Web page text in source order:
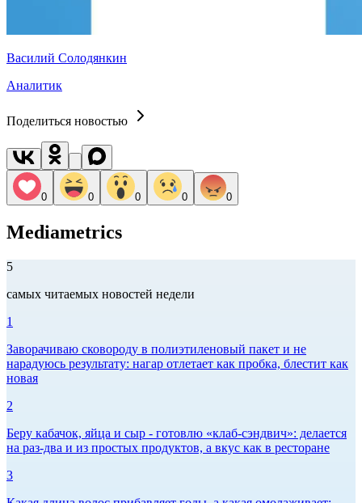
Василий Солодянкин
Аналитик
Поделиться новостью
0 0 0 0 0
Mediametrics
5
самых читаемых новостей недели
1
Заворачиваю сковороду в полиэтиленовый пакет и не
нарадуюсь результату: нагар отлетает как пробка, блестит как
новая
2
Беру кабачок, яйца и сыр - готовлю «клаб-сэндвич»: делается
на раз-два и из простых продуктов, а вкус как в ресторане
3